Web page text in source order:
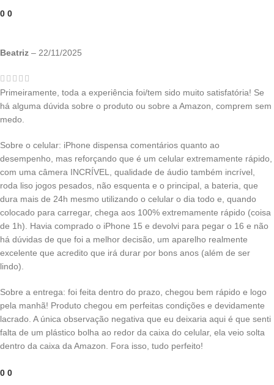
0 0
Beatriz – 22/11/2025
Primeiramente, toda a experiência foi/tem sido muito satisfatória! Se
há alguma dúvida sobre o produto ou sobre a Amazon, comprem sem
medo.
Sobre o celular: iPhone dispensa comentários quanto ao
desempenho, mas reforçando que é um celular extremamente rápido,
com uma câmera INCRÍVEL, qualidade de áudio também incrível,
roda liso jogos pesados, não esquenta e o principal, a bateria, que
dura mais de 24h mesmo utilizando o celular o dia todo e, quando
colocado para carregar, chega aos 100% extremamente rápido (coisa
de 1h). Havia comprado o iPhone 15 e devolvi para pegar o 16 e não
há dúvidas de que foi a melhor decisão, um aparelho realmente
excelente que acredito que irá durar por bons anos (além de ser
lindo).
Sobre a entrega: foi feita dentro do prazo, chegou bem rápido e logo
pela manhã! Produto chegou em perfeitas condições e devidamente
lacrado. A única observação negativa que eu deixaria aqui é que senti
falta de um plástico bolha ao redor da caixa do celular, ela veio solta
dentro da caixa da Amazon. Fora isso, tudo perfeito!
0 0